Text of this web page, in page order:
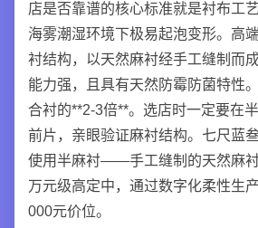
店是否靠谱的核心标准就是衬布工
海雾潮湿环境下极易起泡变形。高
衬结构，以天然麻衬经手工缝制而
能力强，且具有天然防霉防菌特性
合衬的**2-3倍**。选店时一定要在
前片，亲眼验证麻衬结构。七尺蓝
使用半麻衬——手工缝制的天然麻
万元级高定中，通过数字化柔性生
000元价位。